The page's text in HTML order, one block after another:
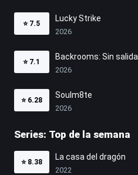
⭐ 7.5
Lucky Strike
2026
⭐ 7.1
Backrooms: Sin salida
2026
⭐ 6.28
Soulm8te
2026
Series: Top de la semana
⭐ 8.38
La casa del dragón
2022